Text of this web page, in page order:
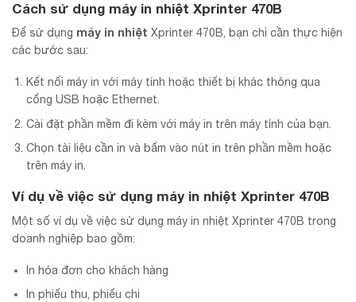
Cách sử dụng máy in nhiệt Xprinter 470B
Để sử dụng máy in nhiệt Xprinter 470B, bạn chỉ cần thực hiện
các bước sau:
Kết nối máy in với máy tính hoặc thiết bị khác thông qua
cổng USB hoặc Ethernet.
Cài đặt phần mềm đi kèm với máy in trên máy tính của bạn.
Chọn tài liệu cần in và bấm vào nút in trên phần mềm hoặc
trên máy in.
Ví dụ về việc sử dụng máy in nhiệt Xprinter 470B
Một số ví dụ về việc sử dụng máy in nhiệt Xprinter 470B trong
doanh nghiệp bao gồm:
In hóa đơn cho khách hàng
In phiếu thu, phiếu chi